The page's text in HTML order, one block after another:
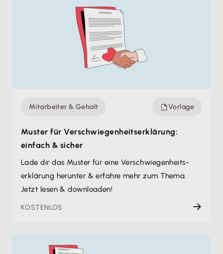
Mitarbeiter & Gehalt Vorlage
Muster für Verschwiegenheits­erklärung:
einfach & sicher
Lade dir das Muster für eine Verschwiegenheits-
erklärung herunter & erfahre mehr zum Thema.
Jetzt lesen & downloaden!
KOSTENLOS